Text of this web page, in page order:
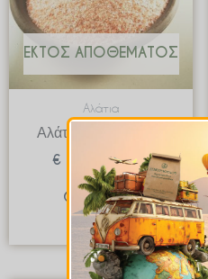
ΕΚΤΌΣ ΑΠΟΘΈΜΑΤΟΣ
Αλάτια
Αλάτι Ιμαλαϊων ψιλό
€ €2.00
Quick View